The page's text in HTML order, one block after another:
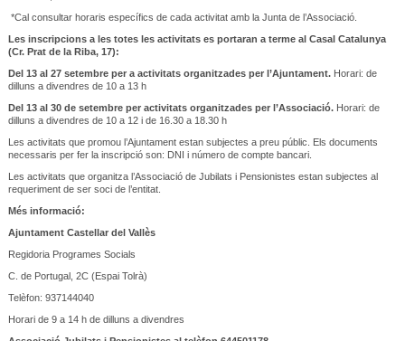
*Cal consultar horaris específics de cada activitat amb la Junta de l’Associació.
Les inscripcions a les totes les activitats es portaran a terme al Casal Catalunya
(Cr. Prat de la Riba, 17):
Del 13 al 27 setembre per a activitats organitzades per l’Ajuntament. Horari: de
dilluns a divendres de 10 a 13 h
Del 13 al 30 de setembre per activitats organitzades per l’Associació. Horari: de
dilluns a divendres de 10 a 12 i de 16.30 a 18.30 h
Les activitats que promou l’Ajuntament estan subjectes a preu públic. Els documents
necessaris per fer la inscripció son: DNI i número de compte bancari.
Les activitats que organitza l’Associació de Jubilats i Pensionistes estan subjectes al
requeriment de ser soci de l’entitat.
Més informació:
Ajuntament Castellar del Vallès
Regidoria Programes Socials
C. de Portugal, 2C (Espai Tolrà)
Telèfon: 937144040
Horari de 9 a 14 h de dilluns a divendres